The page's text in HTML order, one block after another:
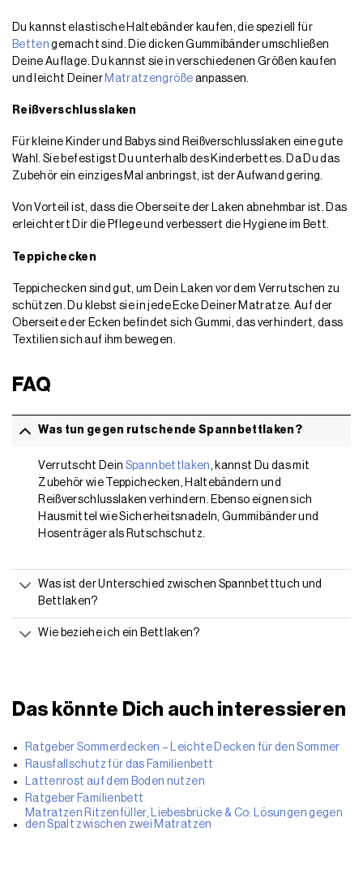
Du kannst elastische Haltebänder kaufen, die speziell für
Betten gemacht sind. Die dicken Gummibänder umschließen
Deine Auflage. Du kannst sie in verschiedenen Größen kaufen
und leicht Deiner Matratzengröße anpassen.
Reißverschlusslaken
Für kleine Kinder und Babys sind Reißverschlusslaken eine gute
Wahl. Sie befestigst Du unterhalb des Kinderbettes. Da Du das
Zubehör ein einziges Mal anbringst, ist der Aufwand gering.
Von Vorteil ist, dass die Oberseite der Laken abnehmbar ist. Das
erleichtert Dir die Pflege und verbessert die Hygiene im Bett.
Teppichecken
Teppichecken sind gut, um Dein Laken vor dem Verrutschen zu
schützen. Du klebst sie in jede Ecke Deiner Matratze. Auf der
Oberseite der Ecken befindet sich Gummi, das verhindert, dass
Textilien sich auf ihm bewegen.
FAQ
Was tun gegen rutschende Spannbettlaken?
Verrutscht Dein Spannbettlaken
, kannst Du das mit
Zubehör wie Teppichecken, Haltebändern und
Reißverschlusslaken verhindern. Ebenso eignen sich
Hausmittel wie Sicherheitsnadeln, Gummibänder und
Hosenträger als Rutschschutz.
Was ist der Unterschied zwischen Spannbetttuch und
Bettlaken?
Wie beziehe ich ein Bettlaken?
Das könnte Dich auch interessieren
Ratgeber Sommerdecken – Leichte Decken für den Sommer
Rausfallschutz für das Familienbett
Lattenrost auf dem Boden nutzen
Ratgeber Familienbett
Matratzen Ritzenfüller, Liebesbrücke & Co: Lösungen gegen
den Spalt zwischen zwei Matratzen